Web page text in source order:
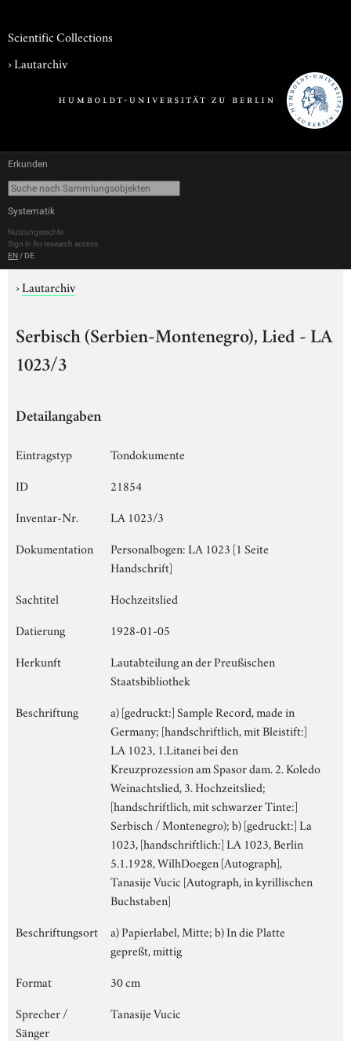
Scientific Collections
›Lautarchiv
Erkunden
Systematik
Nutzungsrechte
Sign in for research access
EN / DE
›Lautarchiv
Serbisch (Serbien-Montenegro), Lied - LA
1023/3
Detailangaben
Eintragstyp
Tondokumente
ID
21854
Inventar-Nr.
LA 1023/3
Dokumentation
Personalbogen: LA 1023 [1 Seite
Handschrift]
Sachtitel
Hochzeitslied
Datierung
1928-01-05
Herkunft
Lautabteilung an der Preußischen
Staatsbibliothek
Beschriftung
a) [gedruckt:] Sample Record, made in
Germany; [handschriftlich, mit Bleistift:]
LA 1023, 1.Litanei bei den
Kreuzprozession am Spasor dam. 2. Koledo
Weinachtslied, 3. Hochzeitslied;
[handschriftlich, mit schwarzer Tinte:]
Serbisch / Montenegro); b) [gedruckt:] La
1023, [handschriftlich:] LA 1023, Berlin
5.1.1928, WilhDoegen [Autograph],
Tanasije Vucic [Autograph, in kyrillischen
Buchstaben]
Beschriftungsort
a) Papierlabel, Mitte; b) In die Platte
gepreßt, mittig
Format
30 cm
Sprecher /
Sänger
Tanasije Vucic